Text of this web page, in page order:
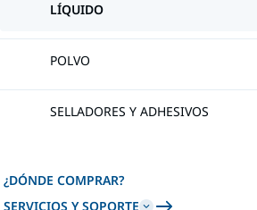
LÍQUIDO
POLVO
SELLADORES Y ADHESIVOS
¿DÓNDE COMPRAR?
SERVICIOS Y SOPORTE